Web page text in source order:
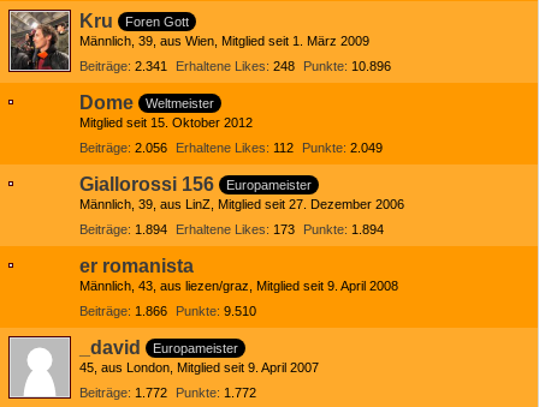
Kru
Foren Gott
Männlich 39 aus Wien Mitglied seit 1. März 2009
Beiträge 2.341 Erhaltene Likes 248 Punkte 10.896
Dome
Weltmeister
Mitglied seit 15. Oktober 2012
Beiträge 2.056 Erhaltene Likes 112 Punkte 2.049
Giallorossi 156
Europameister
Männlich 39 aus LinZ Mitglied seit 27. Dezember 2006
Beiträge 1.894 Erhaltene Likes 173 Punkte 1.894
er romanista
Männlich 43 aus liezen/graz Mitglied seit 9. April 2008
Beiträge 1.866 Punkte 9.510
_david
Europameister
45 aus London Mitglied seit 9. April 2007
Beiträge 1.772 Punkte 1.772